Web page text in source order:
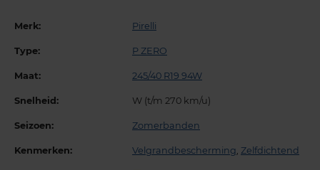
Merk: Pirelli
Type: P ZERO
Maat: 245/40 R19 94W
Snelheid: W (t/m 270 km/u)
Seizoen: Zomerbanden
Kenmerken: Velgrandbescherming Zelfdichtend